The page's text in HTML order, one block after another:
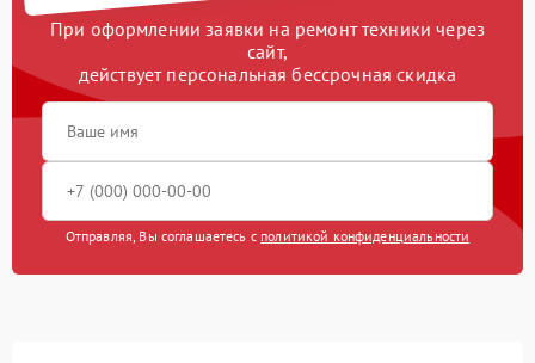
При оформлении заявки на ремонт техники через
сайт,
действует персональная бессрочная скидка
Отправляя, Вы соглашаетесь с политикой конфиденциальности